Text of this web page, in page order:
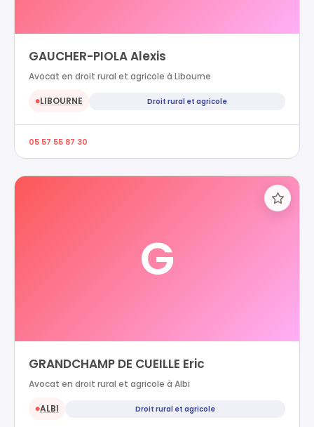
GAUCHER-PIOLA Alexis
Avocat en droit rural et agricole à Libourne
●LIBOURNE Droit rural et agricole
05 57 55 87 30
G
GRANDCHAMP DE CUEILLE Eric
Avocat en droit rural et agricole à Albi
●ALBI Droit rural et agricole